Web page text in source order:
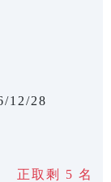
12/28
正取剩 5 名